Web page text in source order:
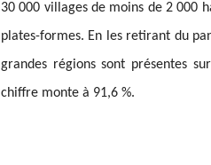
30 000 villages de moins de 2 000
plates-formes. En les retirant du
grandes régions sont présentes
chiffre monte à 91,6 %.